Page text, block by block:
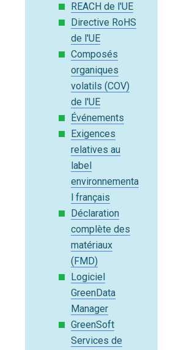
REACH de l'UE
Directive RoHS
de l'UE
Composés
organiques
volatils (COV)
de l'UE
Événements
Exigences
relatives au
label
environnementa
l français
Déclaration
complète des
matériaux
(FMD)
Logiciel
GreenData
Manager
GreenSoft
Services de